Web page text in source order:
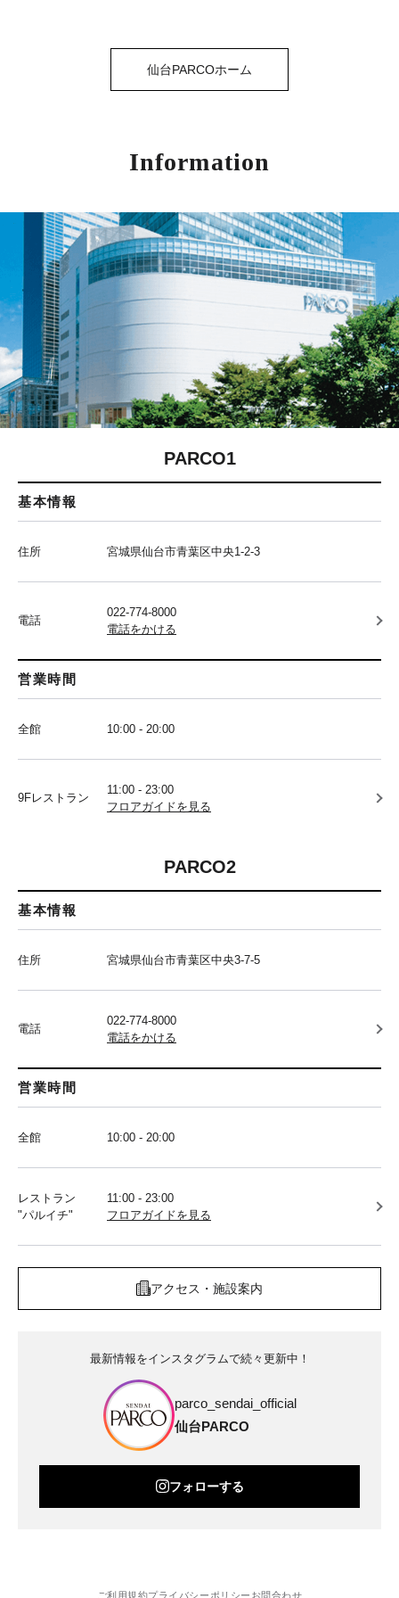
仙台PARCOホーム
Information
PARCO1
基本情報
住所 宮城県仙台市青葉区中央1-2-3
電話
022-774-8000
電話をかける
営業時間
全館 10:00 - 20:00
9Fレストラン
11:00 - 23:00
フロアガイドを見る
PARCO2
基本情報
住所 宮城県仙台市青葉区中央3-7-5
電話
022-774-8000
電話をかける
営業時間
全館 10:00 - 20:00
レストラン
"パルイチ"
11:00 - 23:00
フロアガイドを見る
アクセス・施設案内
最新情報をインスタグラムで続々更新中！
parco_sendai_official
仙台PARCO
フォローする
ご利用規約プライバシーポリシー お問合わせ